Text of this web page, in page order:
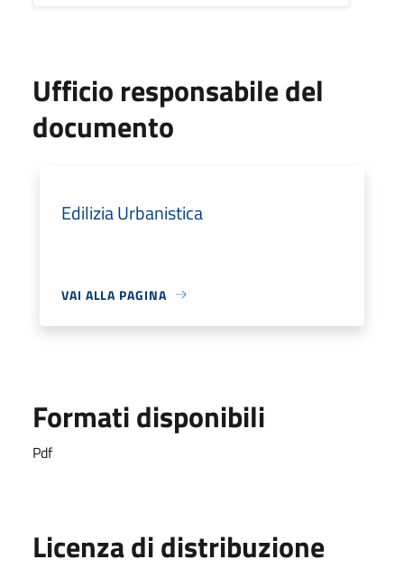
Ufficio responsabile del
documento
Edilizia Urbanistica
VAI ALLA PAGINA
Formati disponibili
Pdf
Licenza di distribuzione